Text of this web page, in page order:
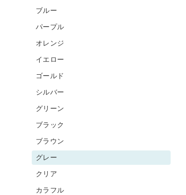
ブルー
パープル
オレンジ
イエロー
ゴールド
シルバー
グリーン
ブラック
ブラウン
グレー
クリア
カラフル